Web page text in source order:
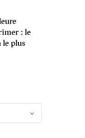
: le
le plus